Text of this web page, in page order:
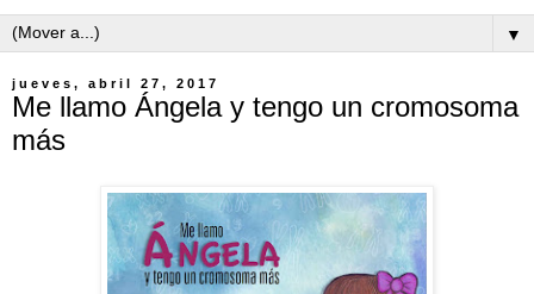
▼
jueves, abril 27, 2017
Me llamo Ángela y tengo un cromosoma
más